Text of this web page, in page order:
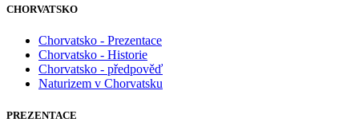
CHORVATSKO
Chorvatsko - Prezentace
Chorvatsko - Historie
Chorvatsko - předpověď
Naturizem v Chorvatsku
PREZENTACE